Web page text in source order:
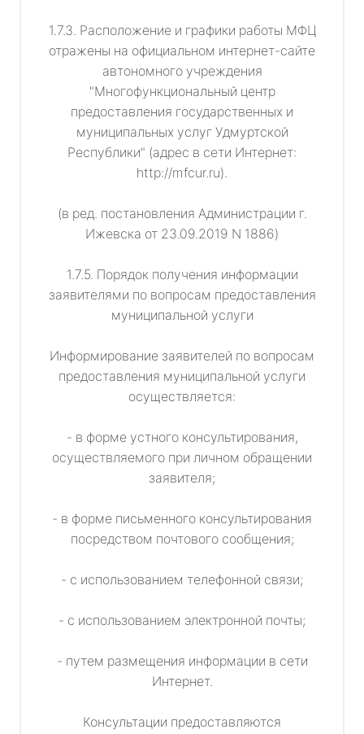
1.7.3. Расположение и графики работы МФЦ
отражены на официальном интернет-сайте
автономного учреждения
"Многофункциональный центр
предоставления государственных и
муниципальных услуг Удмуртской
Республики" (адрес в сети Интернет:
http://mfcur.ru).
(в ред. постановления Администрации г.
Ижевска от 23.09.2019 N 1886)
1.7.5. Порядок получения информации
заявителями по вопросам предоставления
муниципальной услуги
Информирование заявителей по вопросам
предоставления муниципальной услуги
осуществляется:
- в форме устного консультирования,
осуществляемого при личном обращении
заявителя;
- в форме письменного консультирования
посредством почтового сообщения;
- с использованием телефонной связи;
- с использованием электронной почты;
- путем размещения информации в сети
Интернет.
Консультации предоставляются